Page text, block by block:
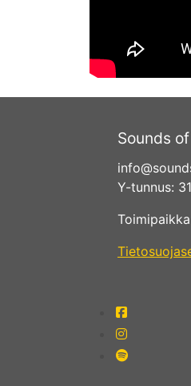
Sounds
Y-tunnus:
fab
fa-
square
fab
fa-